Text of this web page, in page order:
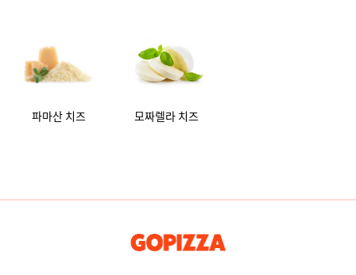
파마산 치즈 모짜렐라 치즈
GOPIZZA